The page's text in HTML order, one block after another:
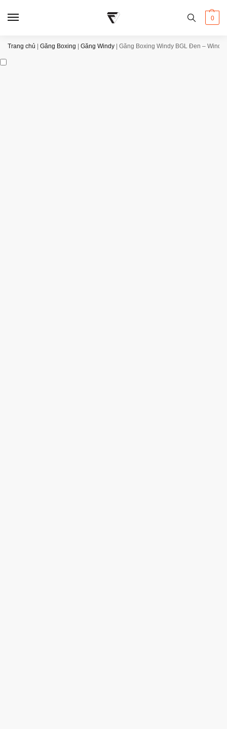
0
Trang chủ Găng Boxing Găng Windy Găng Boxing Windy BGL Đen –